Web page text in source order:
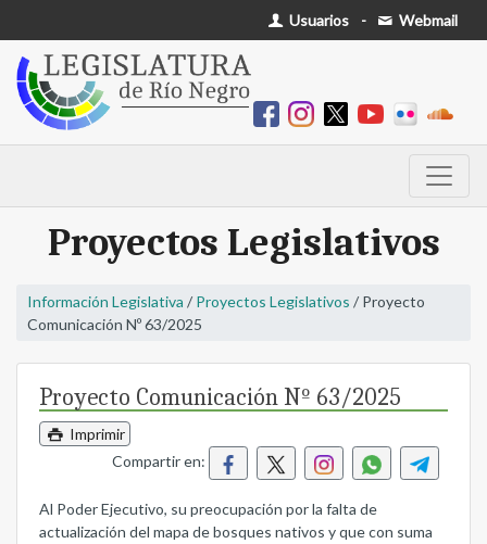
Usuarios - Webmail
Proyectos Legislativos
Información Legislativa / Proyectos Legislativos / Proyecto
Comunicación Nº 63/2025
Proyecto Comunicación Nº 63/2025
Imprimir
Compartir en:
Al Poder Ejecutivo, su preocupación por la falta de
actualización del mapa de bosques nativos y que con suma